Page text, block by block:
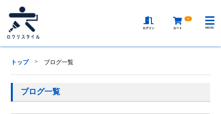
ログイン カート
0
MENU
トップ > ブログ一覧
ブログ一覧